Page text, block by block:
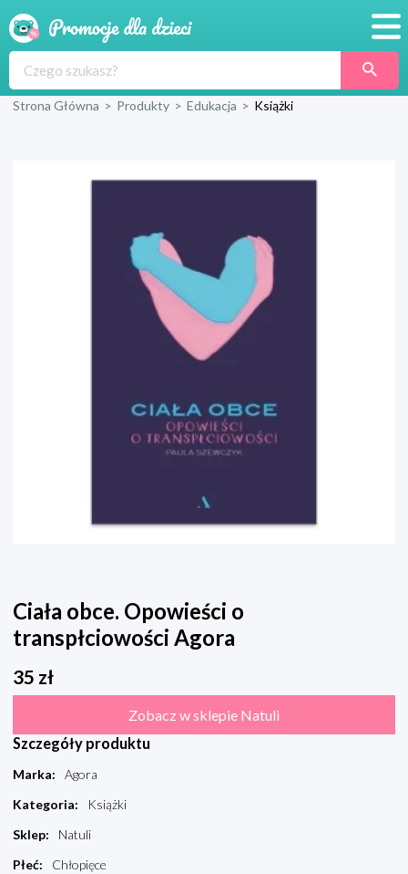
Produkty
Wyprawka
Strona Główna > Produkty > Edukacja > Książki
Ciała obce. Opowieści o
transpłciowości Agora
35 zł
Zobacz w sklepie Natuli
Szczegóły produktu
Marka:
Agora
Kategoria:
Książki
Sklep:
Natuli
Płeć: Chłopięce